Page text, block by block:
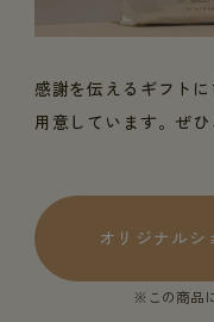
感謝を伝えるギフト
用意しています。ぜひ
オリジナルシ
※この商品